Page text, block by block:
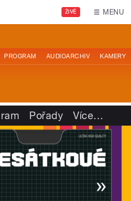
ŽIVĚ MENU
PROGRAM AUDIOARCHIV KAMERY
Pořady Více…